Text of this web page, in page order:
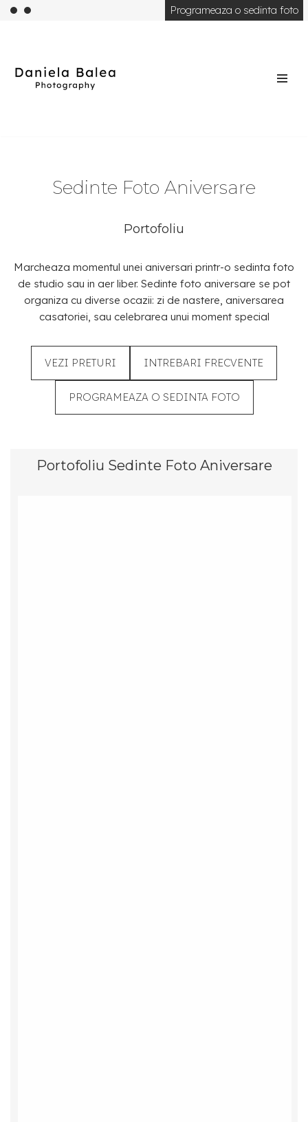
content
Programeaza o sedinta foto
Sedinte Foto Aniversare
Portofoliu
Marcheaza momentul unei aniversari printr-o sedinta foto
de studio sau in aer liber. Sedinte foto aniversare se pot
organiza cu diverse ocazii: zi de nastere, aniversarea
casatoriei, sau celebrarea unui moment special
VEZI PRETURI INTREBARI FRECVENTE
PROGRAMEAZA O SEDINTA FOTO
Portofoliu Sedinte Foto Aniversare